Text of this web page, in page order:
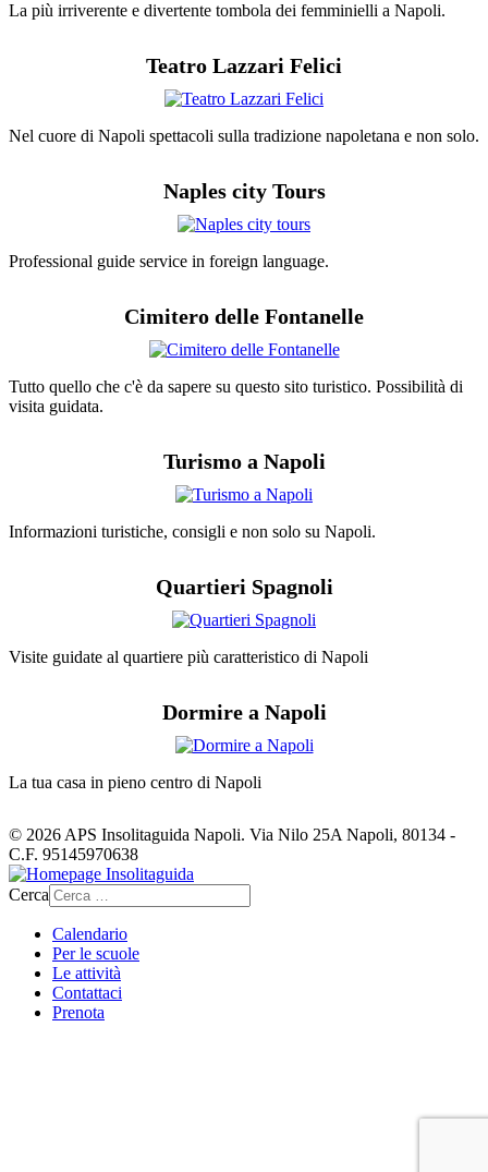
La più irriverente e divertente tombola dei femminielli a Napoli.
Teatro Lazzari Felici
Nel cuore di Napoli spettacoli sulla tradizione napoletana e non solo.
Naples city Tours
Professional guide service in foreign language.
Cimitero delle Fontanelle
Tutto quello che c'è da sapere su questo sito turistico. Possibilità di
visita guidata.
Turismo a Napoli
Informazioni turistiche, consigli e non solo su Napoli.
Quartieri Spagnoli
Visite guidate al quartiere più caratteristico di Napoli
Dormire a Napoli
La tua casa in pieno centro di Napoli
© 2026 APS Insolitaguida Napoli. Via Nilo 25A Napoli, 80134 -
C.F. 95145970638
Cerca
Calendario
Per le scuole
Le attività
Contattaci
Prenota